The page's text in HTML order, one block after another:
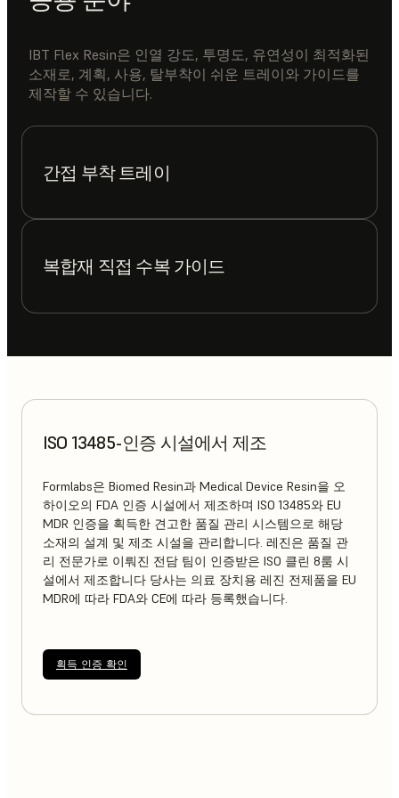
IBT Flex Resin은 인열 강도, 투명도, 유연성이 최적화된
소재로, 계획, 사용, 탈부착이 쉬운 트레이와 가이드를
제작할 수 있습니다.
간접 부착 트레이
복합재 직접 수복 가이드
ISO 13485-인증 시설에서 제조
Formlabs은 Biomed Resin과 Medical Device Resin을 오
하이오의 FDA 인증 시설에서 제조하며 ISO 13485와 EU
MDR 인증을 획득한 견고한 품질 관리 시스템으로 해당
소재의 설계 및 제조 시설을 관리합니다. 레진은 품질 관
리 전문가로 이뤄진 전담 팀이 인증받은 ISO 클린 8룸 시
설에서 제조합니다 당사는 의료 장치용 레진 전제품을 EU
MDR에 따라 FDA와 CE에 따라 등록했습니다.
획득 인증 확인